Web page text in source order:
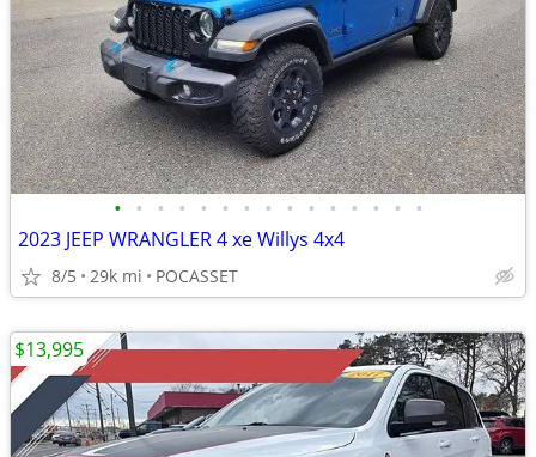
• • • • • • • • • • • • • • •
2023 JEEP WRANGLER 4 xe Willys 4x4
8/5 29k mi POCASSET
$13,995